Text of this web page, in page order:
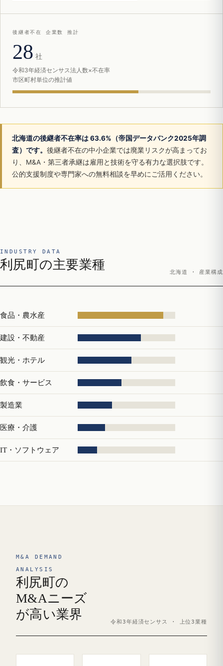
後継者不在 企業数 推計
28 社
令和3年経済センサス法人数×不在率
市区町村単位の推計値
北海道の後継者不在率は 63.6%（帝国データバンク2025年調
査）です。 後継者不在の中小企業では廃業リスクが高まってお
り、M&A・第三者承継は雇用と技術を守る有力な選択肢です。
公的支援制度や専門家への無料相談を早めにご活用ください。
INDUSTRY DATA
利尻町の主要業種
北海道 · 産業構成
食品・農水産
建設・不動産
観光・ホテル
飲食・サービス
製造業
医療・介護
IT・ソフトウェア
M&A DEMAND
ANALYSIS
利尻町の
M&Aニーズ
が高い業界
令和3年経済センサス · 上位3業種